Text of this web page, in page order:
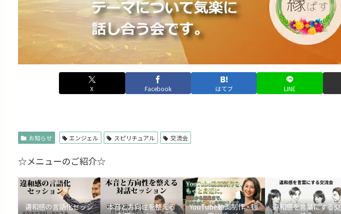
X Facebook はてブ LINE
お知らせ エンジェル スピリチュアル 交流会
☆メニューのご紹介☆
違和感の言語化セッシ
本音と方向性を整える
YouTube動画制作・運
違和感を言葉にする交